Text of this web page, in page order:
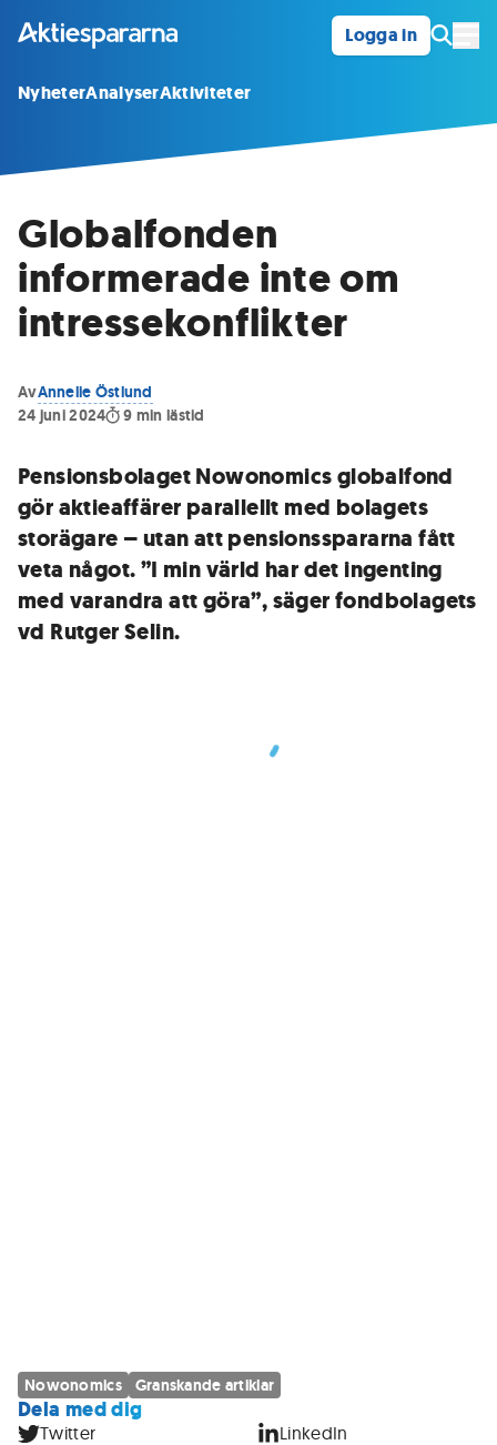
Logga in
NyheterAnalyserAktiviteter
Globalfonden
informerade inte om
intressekonflikter
AvAnnelie Östlund
24 juni 2024
9 min lästid
Pensionsbolaget Nowonomics globalfond
gör aktieaffärer parallellt med bolagets
storägare – utan att pensionsspararna fått
veta något. ”I min värld har det ingenting
med varandra att göra”, säger fondbolagets
vd Rutger Selin.
Nowonomics Granskande artiklar
Dela med dig
Twitter LinkedIn